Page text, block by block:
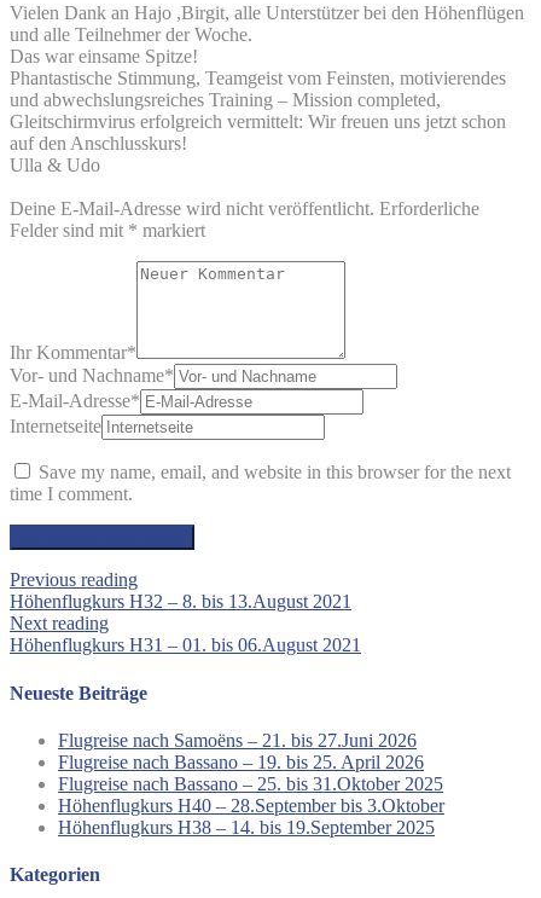
Vielen Dank an Hajo ,Birgit, alle Unterstützer bei den Höhenflügen
und alle Teilnehmer der Woche.
Das war einsame Spitze!
Phantastische Stimmung, Teamgeist vom Feinsten, motivierendes
und abwechslungsreiches Training – Mission completed,
Gleitschirmvirus erfolgreich vermittelt: Wir freuen uns jetzt schon
auf den Anschlusskurs!
Ulla & Udo
Deine E-Mail-Adresse wird nicht veröffentlicht. Erforderliche
Felder sind mit * markiert
Ihr Kommentar*
Vor- und Nachname*
E-Mail-Adresse*
Internetseite
Save my name, email, and website in this browser for the next
time I comment.
Previous reading
Höhenflugkurs H32 – 8. bis 13.August 2021
Next reading
Höhenflugkurs H31 – 01. bis 06.August 2021
Neueste Beiträge
Flugreise nach Samoëns – 21. bis 27.Juni 2026
Flugreise nach Bassano – 19. bis 25. April 2026
Flugreise nach Bassano – 25. bis 31.Oktober 2025
Höhenflugkurs H40 – 28.September bis 3.Oktober
Höhenflugkurs H38 – 14. bis 19.September 2025
Kategorien